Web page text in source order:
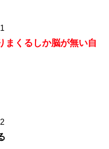
まくるしか脳が無い自